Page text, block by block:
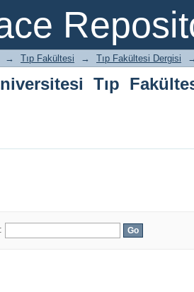
Tıp Fakültesi
→ Tıp Fakültesi → Tıp Fakültesi Dergisi
Tıp